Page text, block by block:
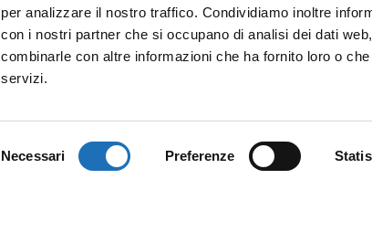
per analizzare il nostro traffico. Condividiamo inoltre
con i nostri partner che si occupano di analisi dei dati
combinarle con altre informazioni che ha fornito loro o
servizi.
Necessari Preferenze